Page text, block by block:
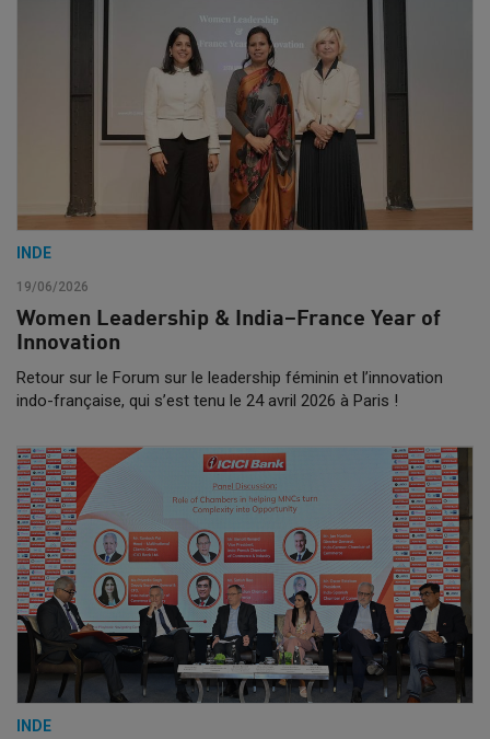
INDE
19/06/2026
Women Leadership & India–France Year of
Innovation
Retour sur le Forum sur le leadership féminin et l’innovation
indo-française, qui s’est tenu le 24 avril 2026 à Paris !
INDE